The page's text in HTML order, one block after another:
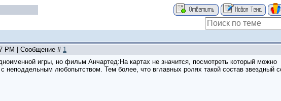
PM | Сообщение # 1
игры, но фильм Анчартед:На картах не значится, посмотреть который можно
неподдельным любопытством. Тем более, что вглавных ролях такой состав звездный